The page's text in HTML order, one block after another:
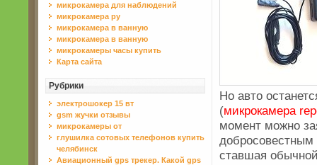
микрокамера для наблюдений
микрокамера ру
микрокамера в ванную
микрокамера в ванную
микрокамеры часы купить
Карта сайта
Рубрики
электрошокер 15 вт
gsm жучки отзывы
микрокамеры от
глушилка сотовых телефонов купить
челябинск
Авиационный gps трекер. Какой gps
Но авто
(микрокамера
момент можно
добросовестным
ставшая